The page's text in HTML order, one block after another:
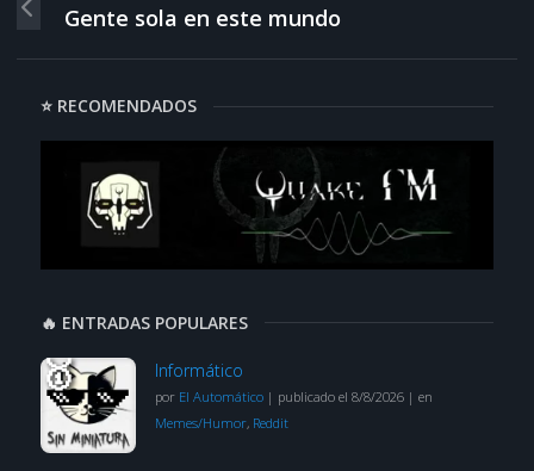
Gente sola en este mundo
⭐ RECOMENDADOS
🔥 ENTRADAS POPULARES
Informático
por El Automático| publicado el 8/8/2026| en
Memes/Humor, Reddit